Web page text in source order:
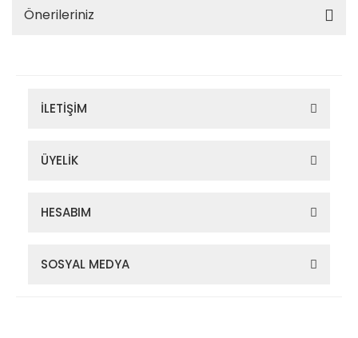
Önerileriniz
İLETİŞİM
ÜYELİK
HESABIM
SOSYAL MEDYA